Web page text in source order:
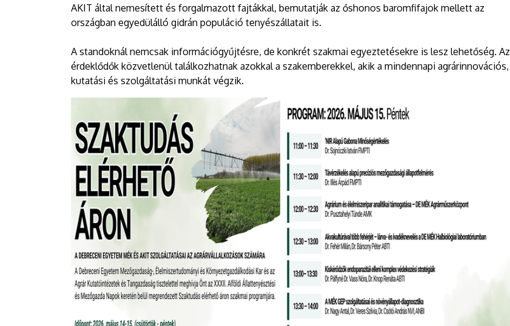
AKIT által nemesített és forgalmazott fajtákkal, bemutatják az őshonos baromfifajok mellett az
országban egyedülálló gidrán populáció tenyészállatait is.
A standoknál nemcsak információgyűjtésre, de konkrét szakmai egyeztetésekre is lesz lehetőség. Az
érdeklődők közvetlenül találkozhatnak azokkal a szakemberekkel, akik a mindennapi agrárinnovációs,
kutatási és szolgáltatási munkát végzik.